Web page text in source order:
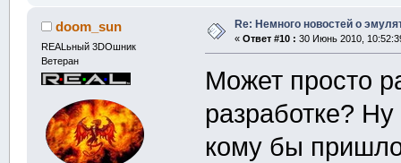
doom_sun
REALьный 3DOшник
Ветеран
Re: Немного новостей о
« Ответ #10 : 30 Июнь 2010,
Может просто
разработке?
кому бы пришло